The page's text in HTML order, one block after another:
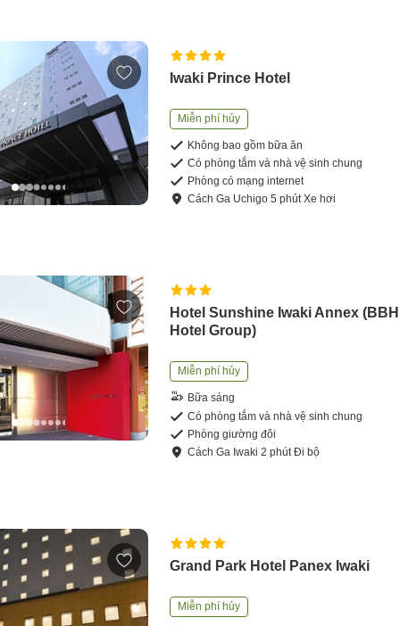
Iwaki Prince Hotel
Miễn phí hủy
Không bao gồm bữa ăn
Có phòng tắm và nhà vệ sinh chung
Phòng có mạng internet
CáchGa Uchigo5 phútXe hơi
Hotel Sunshine Iwaki Annex (BBH
Hotel Group)
Miễn phí hủy
Bữa sáng
Có phòng tắm và nhà vệ sinh chung
Phòng giường đôi
CáchGa Iwaki2 phútĐi bộ
Grand Park Hotel Panex Iwaki
Miễn phí hủy